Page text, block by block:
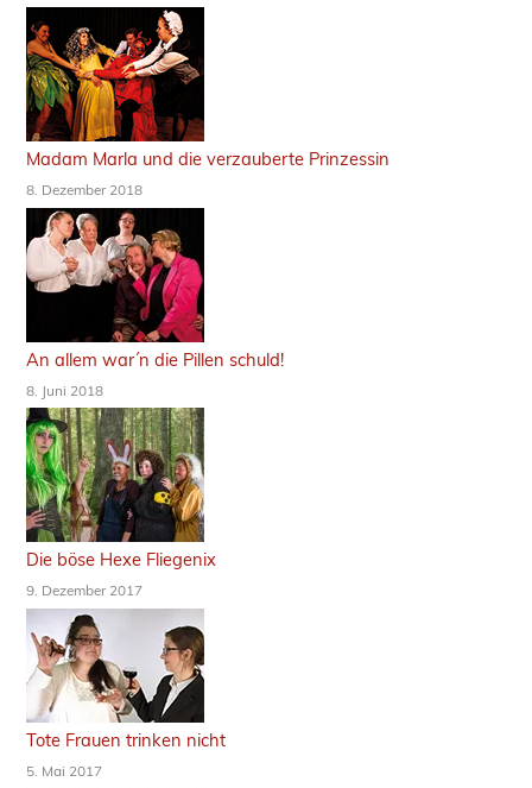
Madam Marla und die verzauberte Prinzessin
8. Dezember 2018
An allem war´n die Pillen schuld!
8. Juni 2018
Die böse Hexe Fliegenix
9. Dezember 2017
Tote Frauen trinken nicht
5. Mai 2017